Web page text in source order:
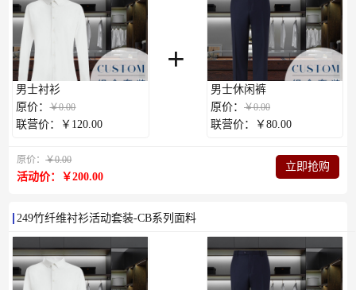
男士衬衫
原价：￥0.00
联营价：￥120.00
+
男士休闲裤
原价：￥0.00
联营价：￥80.00
原价：￥0.00
活动价：￥200.00
立即抢购
249竹纤维衬衫活动套装-CB系列面料